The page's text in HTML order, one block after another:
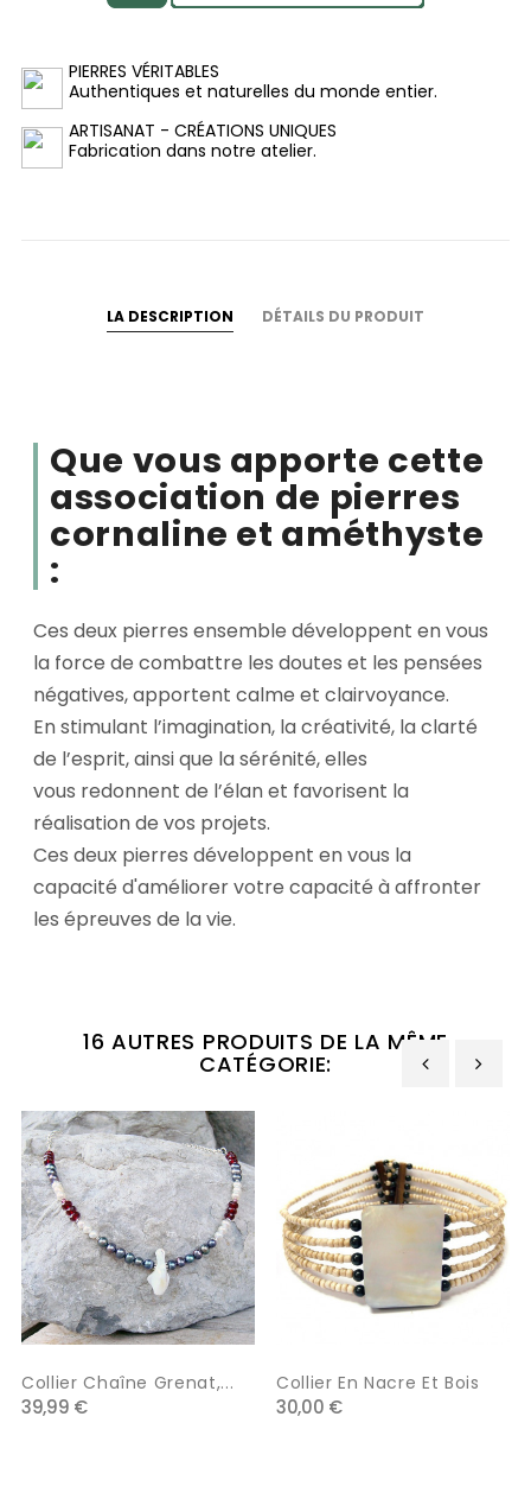
PIERRES VÉRITABLES
Authentiques et naturelles du monde entier.
ARTISANAT - CRÉATIONS UNIQUES
Fabrication dans notre atelier.
LA DESCRIPTION DÉTAILS DU PRODUIT
Que vous apporte cette
association de pierres
cornaline et améthyste
:
Ces deux pierres ensemble développent en vous
la force de combattre les doutes et les pensées
négatives, apportent calme et clairvoyance.
En stimulant l’imagination, la créativité, la clarté
de l’esprit, ainsi que la sérénité, elles
vous redonnent de l’élan et favorisent la
réalisation de vos projets.
Ces deux pierres développent en vous la
capacité d'améliorer votre capacité à affronter
les épreuves de la vie.
16 AUTRES PRODUITS DE LA MÊME
CATÉGORIE:
Collier Chaîne Grenat,...
39,99 €
Collier En Nacre Et Bois
30,00 €